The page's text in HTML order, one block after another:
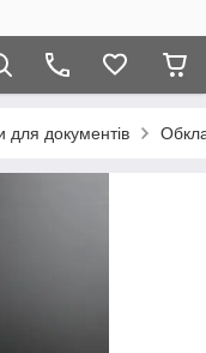
для документів